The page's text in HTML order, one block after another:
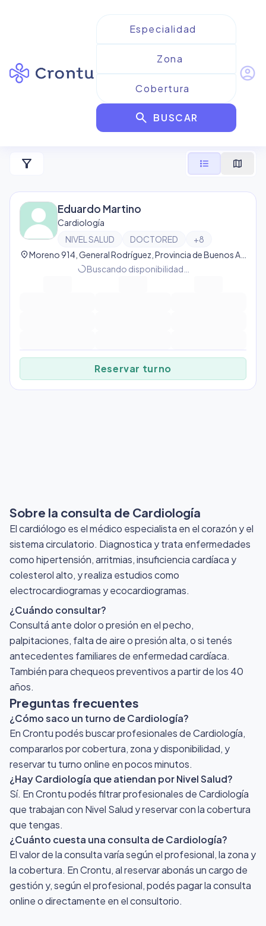
search BUSCAR
account_circle
Resultados paraCardiología
de Nivel Salud
filter_alt format_list_bulleted map
Eduardo Martino
Cardiología
NIVEL SALUD
DOCTORED +8
location_on
progress_activityBuscando disponibilidad…
Reservar turno
Sobre la consulta de Cardiología
El cardiólogo es el médico especialista en el corazón y el
sistema circulatorio. Diagnostica y trata enfermedades
como hipertensión, arritmias, insuficiencia cardíaca y
colesterol alto, y realiza estudios como
electrocardiogramas y ecocardiogramas.
¿Cuándo consultar?
Consultá ante dolor o presión en el pecho,
palpitaciones, falta de aire o presión alta, o si tenés
antecedentes familiares de enfermedad cardíaca.
También para chequeos preventivos a partir de los 40
años.
Preguntas frecuentes
¿Cómo saco un turno de Cardiología?
En Crontu podés buscar profesionales de Cardiología,
compararlos por cobertura, zona y disponibilidad, y
reservar tu turno online en pocos minutos.
¿Hay Cardiología que atiendan por Nivel Salud?
Sí. En Crontu podés filtrar profesionales de Cardiología
que trabajan con Nivel Salud y reservar con la cobertura
que tengas.
¿Cuánto cuesta una consulta de Cardiología?
El valor de la consulta varía según el profesional, la zona y
la cobertura. En Crontu, al reservar abonás un cargo de
gestión y, según el profesional, podés pagar la consulta
online o directamente en el consultorio.